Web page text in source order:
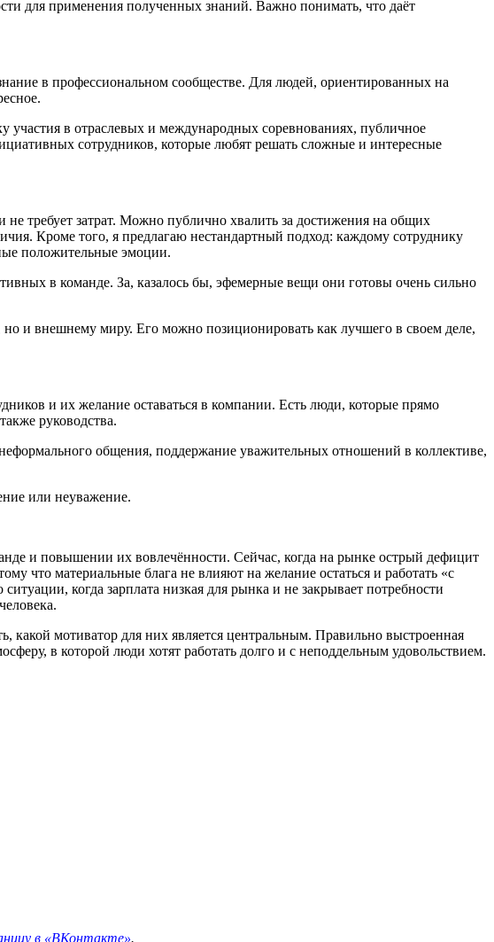
для применения полученных знаний. Важно понимать, что даёт
в профессиональном сообществе. Для людей, ориентированных на
участия в отраслевых и международных соревнованиях, публичное
сотрудников, которые любят решать сложные и интересные
требует затрат. Можно публично хвалить за достижения на общих
Кроме того, я предлагаю нестандартный подход: каждому сотруднику
положительные эмоции.
в команде. За, казалось бы, эфемерные вещи они готовы очень сильно
но и внешнему миру. Его можно позиционировать как лучшего в своем деле,
и их желание оставаться в компании. Есть люди, которые прямо
руководства.
общения, поддержание уважительных отношений в коллективе,
или неуважение.
и повышении их вовлечённости. Сейчас, когда на рынке острый дефицит
что материальные блага не влияют на желание остаться и работать «с
когда зарплата низкая для рынка и не закрывает потребности
какой мотиватор для них является центральным. Правильно выстроенная
в которой люди хотят работать долго и с неподдельным удовольствием.
в «ВКонтакте».